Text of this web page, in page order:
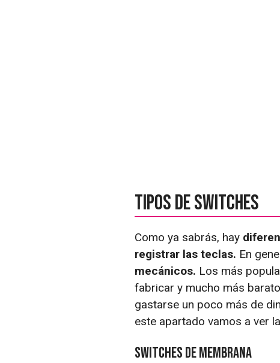
Tipos de switches
Como ya sabrás, hay
registrar las teclas. En
mecánicos. Los más
fabricar y mucho más
gastarse un poco más de
este apartado vamos a ver
Switches de Membrana